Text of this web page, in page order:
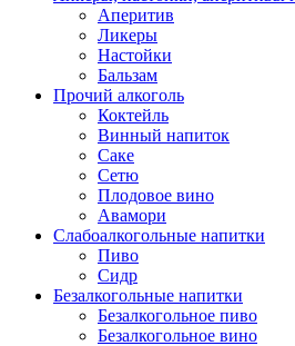
Аперитив
Ликеры
Настойки
Бальзам
Прочий алкоголь
Коктейль
Винный напиток
Саке
Сетю
Плодовое вино
Авамори
Слабоалкогольные напитки
Пиво
Сидр
Безалкогольные напитки
Безалкогольное пиво
Безалкогольное вино